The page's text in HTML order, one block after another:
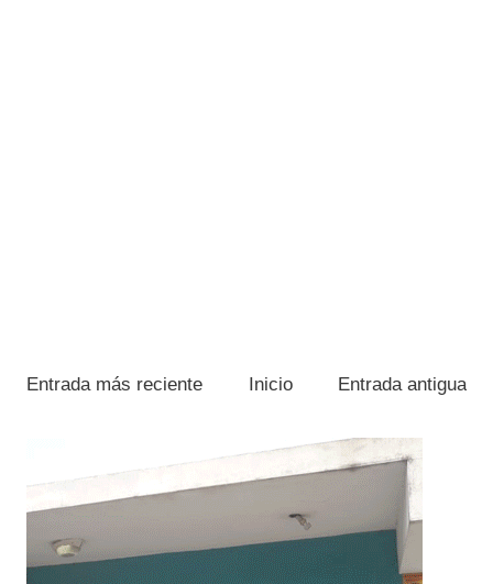
Entrada más reciente Entrada antigua
Inicio